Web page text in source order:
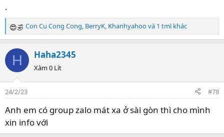
.
R
e
a
t
n
:
Con Cu Cong Cong, BerryK, Khanhyahoovà 1 tml khác
H Haha2345
Xàm 0 Lít
24/2/23 #78
Anh em có group zalo mát xa ở sài gòn thì cho mình
xin info với